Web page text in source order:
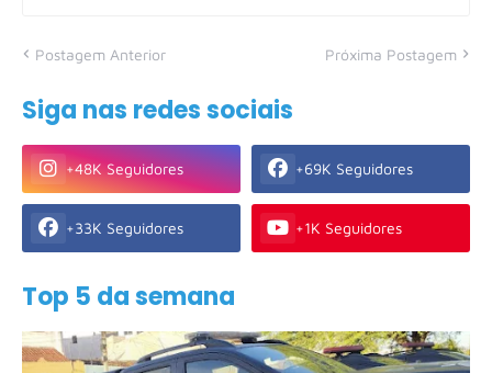
Postagem Anterior Próxima Postagem
Siga nas redes sociais
+48K Seguidores +69K Seguidores
+33K Seguidores +1K Seguidores
Top 5 da semana